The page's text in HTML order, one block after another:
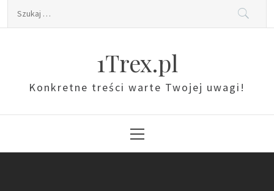
Szukaj:
1Trex.pl
Konkretne treści warte Twojej uwagi!
Menu